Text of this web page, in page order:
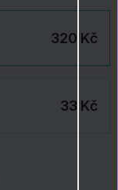
320 Kč
33 Kč